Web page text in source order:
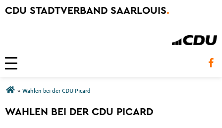
CDU STADTVERBAND SAARLOUIS.
Toggle navigation
Sie sind hier
» Wahlen bei der CDU Picard
WAHLEN BEI DER CDU PICARD